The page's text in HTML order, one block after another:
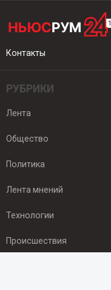
Контакты
РУБРИКИ
Лента
Общество
Политика
Лента мнений
Технологии
Происшествия